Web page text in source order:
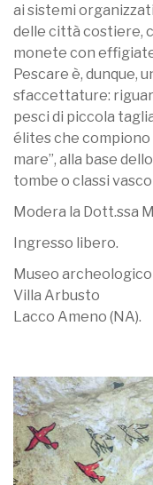
ai sistemi
delle città costiere,
monete con
Pescare è, dunque,
sfaccettature:
pesci di piccola
élites che
mare”, alla base
tombe o classi
Modera la Dott.ssa
Ingresso libero.
Museo
Villa Arbusto
Lacco Ameno (NA).